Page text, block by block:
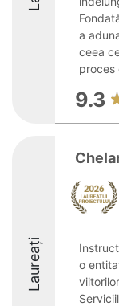
a
ceea
proces
9.3
Laureați
o